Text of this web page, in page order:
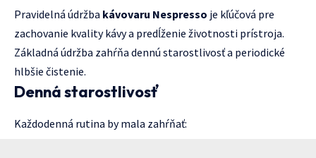
Pravidelná údržba kávovaru Nespresso je kľúčová pre
zachovanie kvality kávy a predĺženie životnosti prístroja.
Základná údržba zahŕňa dennú starostlivosť a periodické
hlbšie čistenie.
Denná starostlivosť
Každodenná rutina by mala zahŕňať: